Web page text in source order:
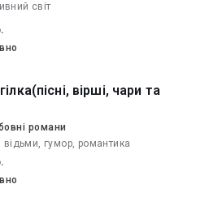
світ
вірші, чари та
романи
відьми, гумор, романтика